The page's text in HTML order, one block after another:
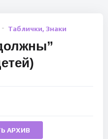
Таблички, Знаки
АРХИВ